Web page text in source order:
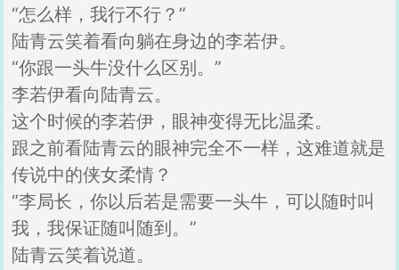
“怎么样，我行不行？”
陆青云笑着看向躺在身边的李若伊。
“你跟一头牛没什么区别。”
李若伊看向陆青云。
这个时候的李若伊，眼神变得无比温柔。
跟之前看陆青云的眼神完全不一样，这难道就是
传说中的侠女柔情？
“李局长，你以后若是需要一头牛，可以随时叫
我，我保证随叫随到。”
陆青云笑着说道。